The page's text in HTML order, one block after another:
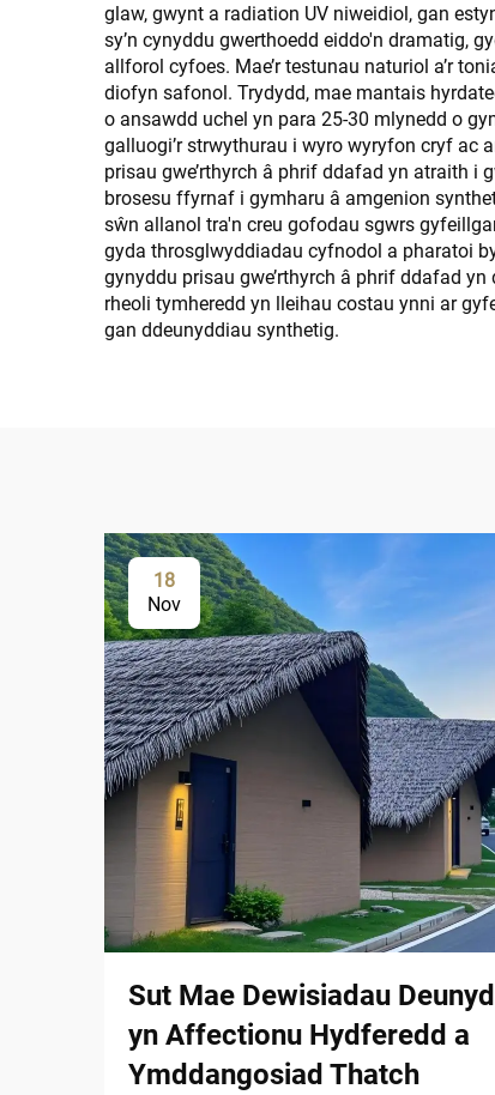
glaw, gwynt a radiation UV niweidiol, gan
sy’n cynyddu gwerthoedd eiddo'n dramatig,
allforol cyfoes. Mae’r testunau naturiol a’r
diofyn safonol. Trydydd, mae mantais
o ansawdd uchel yn para 25-30 mlynedd o
galluogi’r strwythurau i wyro wyryfon cryf ac
prisau gwe’rthyrch â phrif ddafad yn atraith i
brosesu ffyrnaf i gymharu â amgenion
sŵn allanol tra'n creu gofodau sgwrs
gyda throsglwyddiadau cyfnodol a pharatoi
gynyddu prisau gwe’rthyrch â phrif ddafad
rheoli tymheredd yn lleihau costau ynni ar
gan ddeunyddiau synthetig.
18
Nov
Sut Mae Dewisiadau
yn Affectionu Hydferedd a
Ymddangosiad Thatch